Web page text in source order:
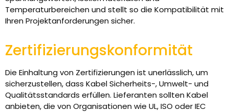
Temperaturbereichen und stellt so die Kompatibilität mit
Ihren Projektanforderungen sicher.
Zertifizierungskonformität
Die Einhaltung von Zertifizierungen ist unerlässlich, um
sicherzustellen, dass Kabel Sicherheits-, Umwelt- und
Qualitätsstandards erfüllen. Lieferanten sollten Kabel
anbieten, die von Organisationen wie UL, ISO oder IEC